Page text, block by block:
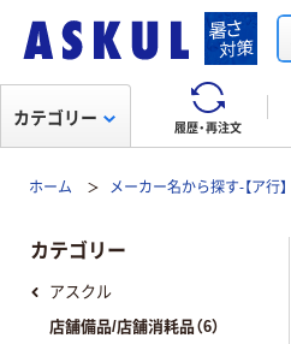
履歴・再注文
カテゴリー
ホーム メーカー名から探す-【ア行】
カテゴリー
アスクル
店舗備品/店舗消耗品（6）